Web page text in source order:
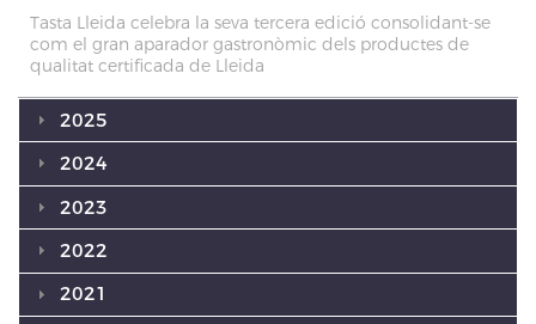
Tasta Lleida celebra la seva tercera edició consolidant-se
com el gran aparador gastronòmic dels productes de
qualitat certificada de Lleida
2025
2024
2023
2022
2021